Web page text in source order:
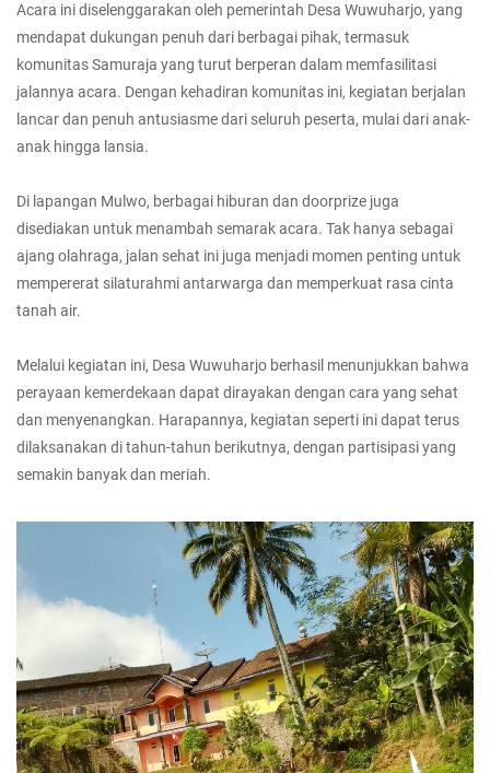
Acara ini diselenggarakan oleh pemerintah Desa Wuwuharjo, yang
mendapat dukungan penuh dari berbagai pihak, termasuk
komunitas Samuraja yang turut berperan dalam memfasilitasi
jalannya acara. Dengan kehadiran komunitas ini, kegiatan berjalan
lancar dan penuh antusiasme dari seluruh peserta, mulai dari anak-
anak hingga lansia.
Di lapangan Mulwo, berbagai hiburan dan doorprize juga
disediakan untuk menambah semarak acara. Tak hanya sebagai
ajang olahraga, jalan sehat ini juga menjadi momen penting untuk
mempererat silaturahmi antarwarga dan memperkuat rasa cinta
tanah air.
Melalui kegiatan ini, Desa Wuwuharjo berhasil menunjukkan bahwa
perayaan kemerdekaan dapat dirayakan dengan cara yang sehat
dan menyenangkan. Harapannya, kegiatan seperti ini dapat terus
dilaksanakan di tahun-tahun berikutnya, dengan partisipasi yang
semakin banyak dan meriah.